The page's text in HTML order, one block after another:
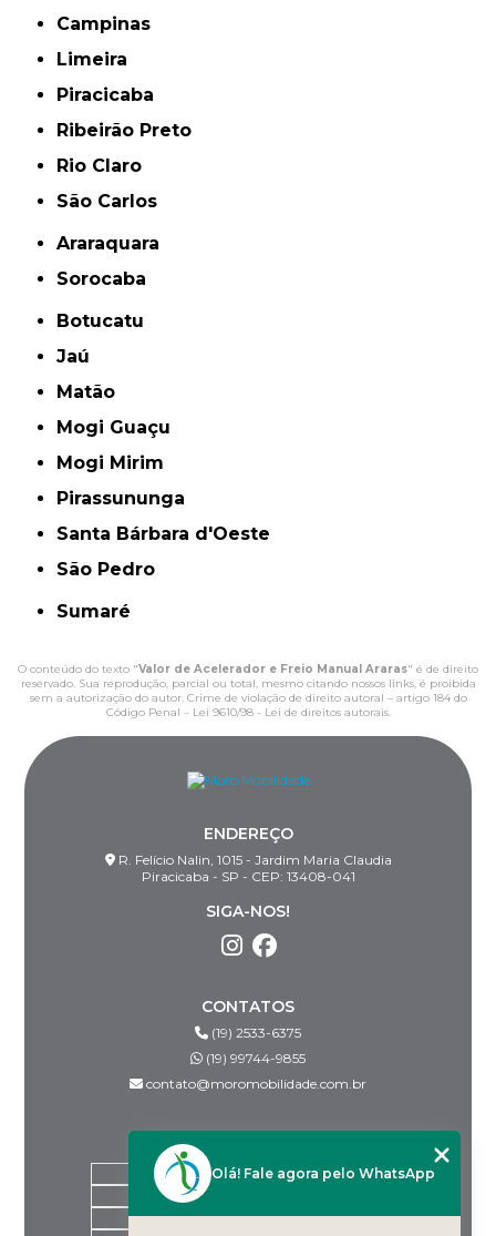
Campinas
Limeira
Piracicaba
Ribeirão Preto
Rio Claro
São Carlos
Araraquara
Sorocaba
Botucatu
Jaú
Matão
Mogi Guaçu
Mogi Mirim
Pirassununga
Santa Bárbara d'Oeste
São Pedro
Sumaré
O conteúdo do texto "Valor de Acelerador e Freio Manual Araras" é de direito
reservado. Sua reprodução, parcial ou total, mesmo citando nossos links, é proibida
sem a autorização do autor. Crime de violação de direito autoral – artigo 184 do
Código Penal – Lei 9610/98 - Lei de direitos autorais.
ENDEREÇO
R. Felício Nalin, 1015 - Jardim Maria Claudia
Piracicaba - SP - CEP: 13408-041
SIGA-NOS!
CONTATOS
(19) 2533-6375
(19) 99744-9855
contato@moromobilidade.com.br
HOME
PRODUTOS
Olá! Fale agora pelo WhatsApp